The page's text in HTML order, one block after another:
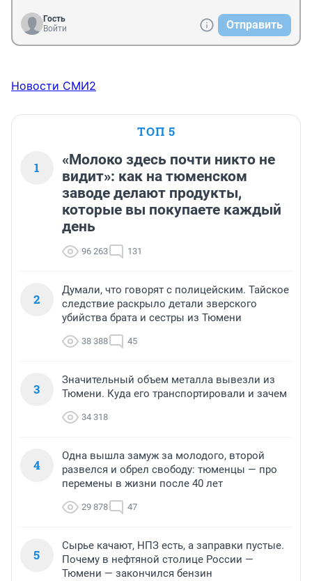
Гость
Войти
Отправить
Новости СМИ2
ТОП 5
1
«Молоко здесь почти никто не
видит»: как на тюменском
заводе делают продукты,
которые вы покупаете каждый
день
96 263 131
2
Думали, что говорят с полицейским. Тайское
следствие раскрыло детали зверского
убийства брата и сестры из Тюмени
38 388 45
3
Значительный объем металла вывезли из
Тюмени. Куда его транспортировали и зачем
34 318
4
Одна вышла замуж за молодого, второй
развелся и обрел свободу: тюменцы — про
перемены в жизни после 40 лет
29 878 47
5
Сырье качают, НПЗ есть, а заправки пустые.
Почему в нефтяной столице России —
Тюмени — закончился бензин